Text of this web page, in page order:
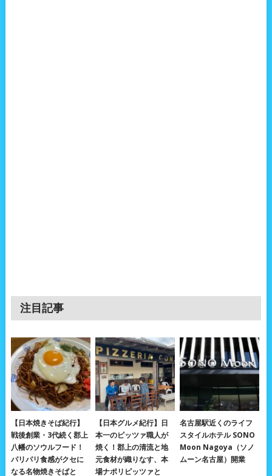
注目記事
【日本焼きそば紀行】
戦後創業・3代続く郡上
八幡のソウルフード！
パリパリ食感がクセに
なる名物焼きそばと
【日本グルメ紀行】日
本一のピッツァ職人が
焼く！郡上の清流と地
元食材が織りなす、本
場ナポリピッツァと
名古屋駅近くのライフ
スタイルホテル SONO
Moon Nagoya（ソノ
ムーン名古屋）開業